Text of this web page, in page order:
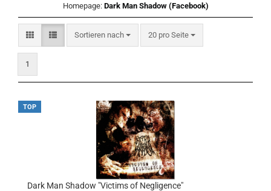
Homepage: Dark Man Shadow (Facebook)
Sortieren nach
Sortieren nach 20 pro Seite
pro Seite
1
TOP
Dark Man Shadow "Victims of Negligence"